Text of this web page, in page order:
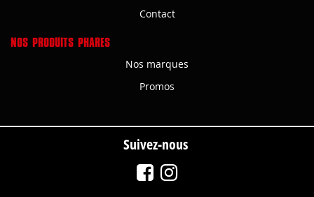
Contact
NOS PRODUITS PHARES
Nos marques
Promos
Suivez-nous